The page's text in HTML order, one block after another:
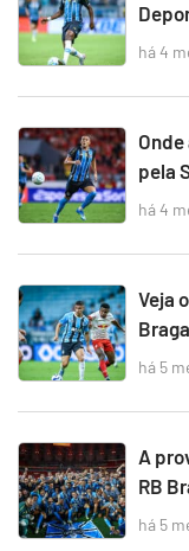
há 4
pela
há 4
Veja
há 5
A
RB
há 5